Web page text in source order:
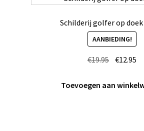
Schilderij golfer op doek
AANBIEDING!
€19.95
was:
€12.95
is:
Toevoegen aan